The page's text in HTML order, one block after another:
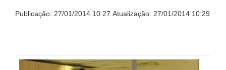
Publicação: 27/01/2014 10:27 Atualização: 27/01/2014 10:29